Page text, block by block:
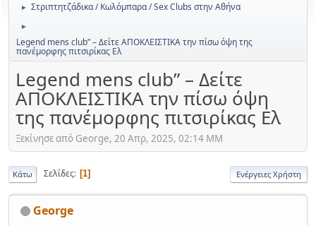
► Στριπτητζάδικα / Κωλόμπαρα / Sex Clubs στην Αθήνα
►
Legend mens club” – Δείτε ΑΠΟΚΛΕΙΣΤΙΚΑ την πίσω όψη της
πανέμορφης πιτσιρίκας Ελ
Legend mens club” – Δείτε
ΑΠΟΚΛΕΙΣΤΙΚΑ την πίσω όψη
της πανέμορφης πιτσιρίκας Ελ
Ξεκίνησε από George, 20 Απρ, 2025, 02:14 ΜΜ
Κάτω Σελίδες 1 Ενέργειες Χρήστη
George